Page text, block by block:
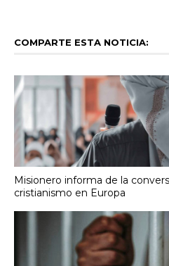
COMPARTE ESTA NOTICIA:
Misionero informa de la
cristianismo en Europa